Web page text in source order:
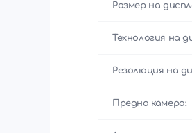
Размер на
Технология на
Резолюция на
Предна камера: